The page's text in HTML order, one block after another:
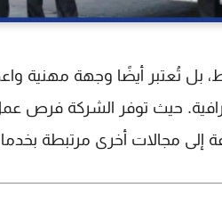
وجهة مهنية
حيث توفر الشركة فرص
إلى مجالات أخرى مرتبطة